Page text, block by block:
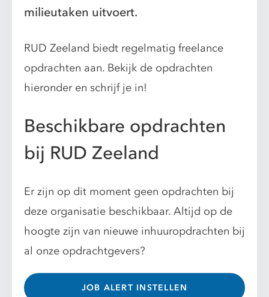
milieutaken uitvoert.
RUD Zeeland biedt regelmatig freelance
opdrachten aan. Bekijk de opdrachten
hieronder en schrijf je in!
Beschikbare opdrachten
bij RUD Zeeland
Er zijn op dit moment geen opdrachten bij
deze organisatie beschikbaar. Altijd op de
hoogte zijn van nieuwe inhuuropdrachten bij
al onze opdrachtgevers?
JOB ALERT INSTELLEN